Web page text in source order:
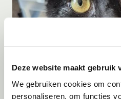
Deze website maakt gebruik
We gebruiken cookies om
personaliseren, om functies
Adoptie06-08-2026